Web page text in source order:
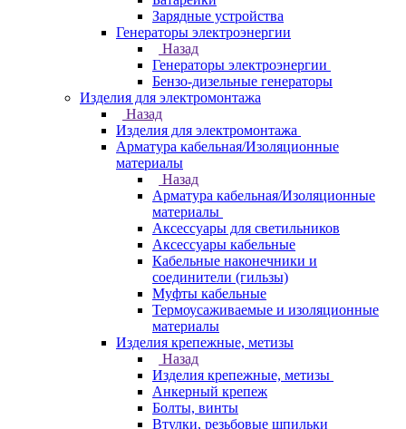
Зарядные устройства
Генераторы электроэнергии
Назад
Генераторы электроэнергии
Бензо-дизельные генераторы
Изделия для электромонтажа
Назад
Изделия для электромонтажа
Арматура кабельная/Изоляционные
материалы
Назад
Арматура кабельная/Изоляционные
материалы
Аксессуары для светильников
Аксессуары кабельные
Кабельные наконечники и
соединители (гильзы)
Муфты кабельные
Термоусаживаемые и изоляционные
материалы
Изделия крепежные, метизы
Назад
Изделия крепежные, метизы
Анкерный крепеж
Болты, винты
Втулки, резьбовые шпильки